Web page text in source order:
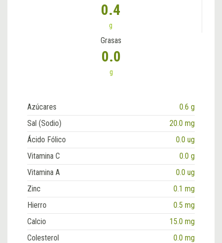
0.4
g
Grasas
0.0
g
Azúcares
0.6 g
Sal (Sodio)
20.0 mg
Ácido Fólico
0.0 ug
Vitamina C
0.0 g
Vitamina A
0.0 ug
Zinc
0.1 mg
Hierro
0.5 mg
Calcio
15.0 mg
Colesterol
0.0 mg